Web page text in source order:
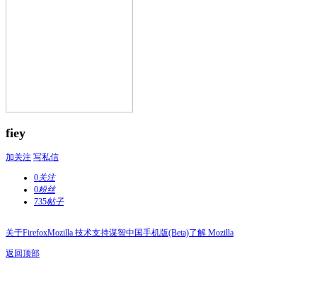
fiey
加关注 写私信
0关注
0粉丝
735帖子
关于FirefoxMozilla 技术支持谋智中国手机版(Beta)了解 Mozilla
返回顶部